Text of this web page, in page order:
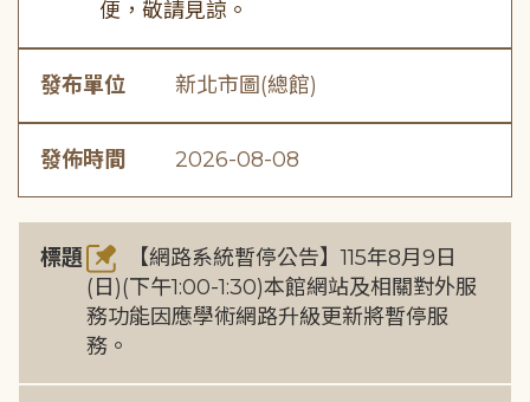
便，敬請見諒。
發布單位 新北市圖(總館)
發佈時間 2026-08-08
標題
【網路系統暫停公告】115年8月9日
(日)(下午1:00-1:30)本館網站及相關對外服
務功能因應學術網路升級更新將暫停服
務。